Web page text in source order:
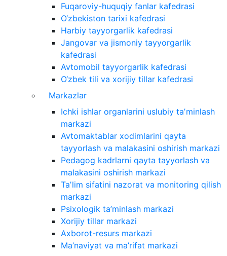
Fuqaroviy-huquqiy fanlar kafedrasi
O‘zbekiston tarixi kafedrasi
Harbiy tayyorgarlik kafedrasi
Jangovar va jismoniy tayyorgarlik
kafedrasi
Avtomobil tayyorgarlik kafedrasi
O‘zbek tili va xorijiy tillar kafedrasi
Markazlar
Ichki ishlar organlarini uslubiy taʼminlash
markazi
Avtomaktablar xodimlarini qayta
tayyorlash va malakasini oshirish markazi
Pedagog kadrlarni qayta tayyorlash va
malakasini oshirish markazi
Taʼlim sifatini nazorat va monitoring qilish
markazi
Psixologik ta’minlash markazi
Xorijiy tillar markazi
Axborot-resurs markazi
Ma’naviyat va ma’rifat markazi